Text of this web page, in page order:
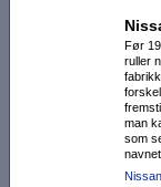
Før
ruller
man
som